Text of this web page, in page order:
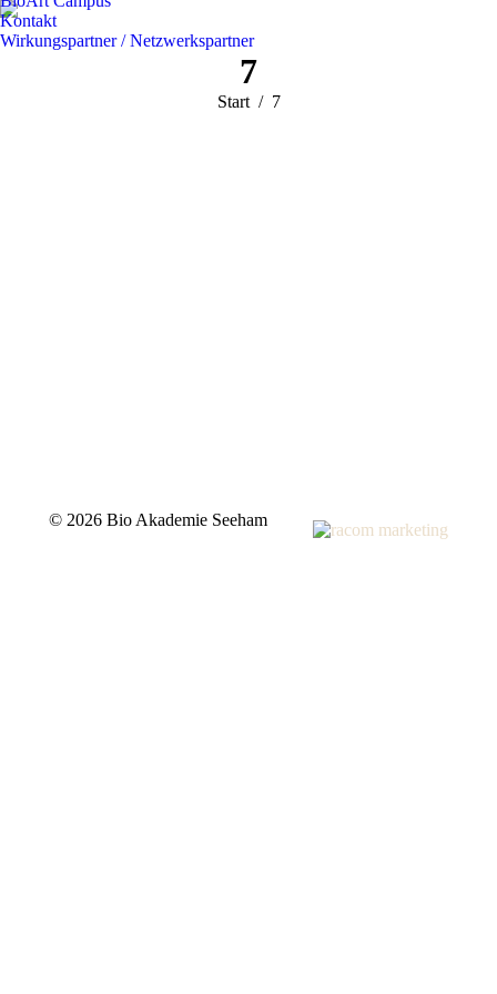
Kontakt
Wirkungspartner / Netzwerkspartner
7
Sie befinden
Start 7
© 2026 Bio Akademie Seeham